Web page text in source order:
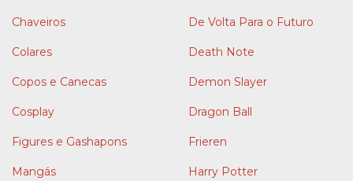
Chaveiros
Colares
Copos e Canecas
Cosplay
Figures e Gashapons
Mangás
De Volta Para o Futuro
Death Note
Demon Slayer
Dragon Ball
Frieren
Harry Potter